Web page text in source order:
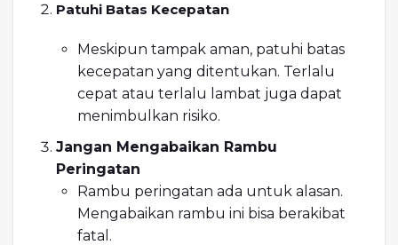
Patuhi Batas Kecepatan
Meskipun tampak aman, patuhi batas
kecepatan yang ditentukan. Terlalu
cepat atau terlalu lambat juga dapat
menimbulkan risiko.
Jangan Mengabaikan Rambu
Peringatan
Rambu peringatan ada untuk alasan.
Mengabaikan rambu ini bisa berakibat
fatal.